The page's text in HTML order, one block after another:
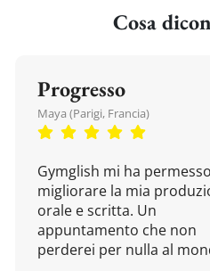
Cosa
Progresso
Maya (Parigi, Francia)
Gymglish mi ha
migliorare la mia
orale e scritta. Un
appuntamento che non
perderei per nulla al